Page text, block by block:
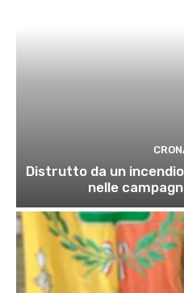
Distrutto da un
nelle